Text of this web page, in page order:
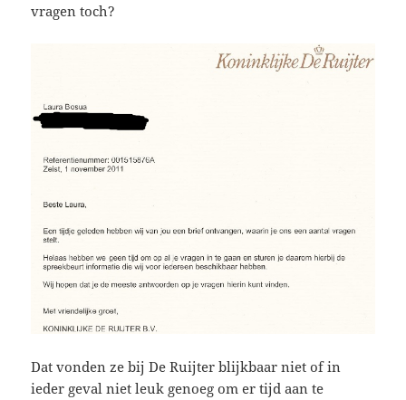
vragen toch?
Dat vonden ze bij De Ruijter blijkbaar niet of in
ieder geval niet leuk genoeg om er tijd aan te